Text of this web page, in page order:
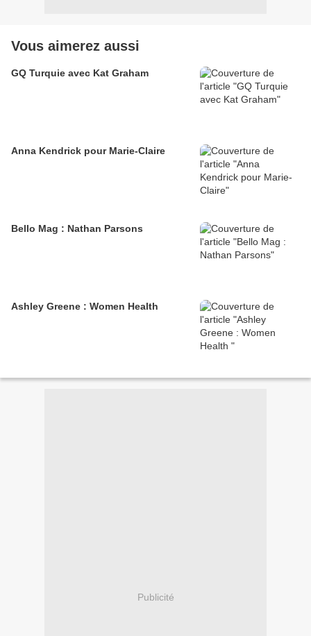
Vous aimerez aussi
GQ Turquie avec Kat Graham
Anna Kendrick pour Marie-Claire
Bello Mag : Nathan Parsons
Ashley Greene : Women Health
Publicité